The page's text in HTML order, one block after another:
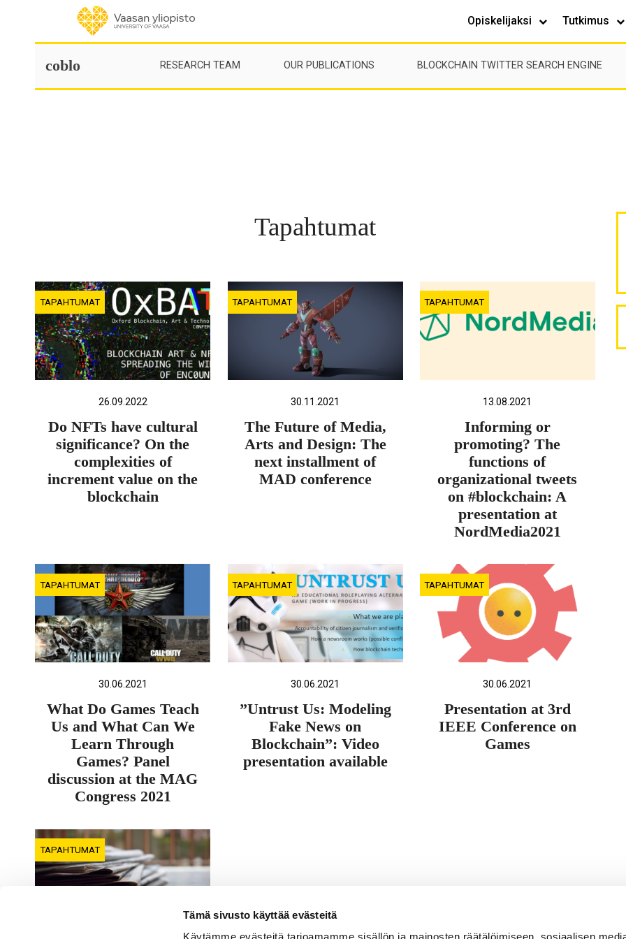
Tämä sivusto käyttää evästeitä
content
Opiskelijaksi Tutkimus
coblo RESEARCH TEAM OUR PUBLICATIONS BLOCKCHAIN TWITTER SEARCH ENGINE
Tapahtumat
TAPAHTUMAT
26.09.2022
Do NFTs have cultural
significance? On the
complexities of
increment value on the
blockchain
TAPAHTUMAT
30.11.2021
The Future of Media,
Arts and Design: The
next installment of
MAD conference
TAPAHTUMAT
13.08.2021
Informing or
promoting? The
functions of
organizational tweets
on #blockchain: A
presentation at
NordMedia2021
TAPAHTUMAT
30.06.2021
What Do Games Teach
Us and What Can We
Learn Through
Games? Panel
discussion at the MAG
Congress 2021
TAPAHTUMAT
30.06.2021
”Untrust Us: Modeling
Fake News on
Blockchain”: Video
presentation available
TAPAHTUMAT
30.06.2021
Presentation at 3rd
IEEE Conference on
Games
TAPAHTUMAT